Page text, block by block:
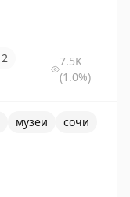
2
7.5K
(1.0%)
музеи
сочи